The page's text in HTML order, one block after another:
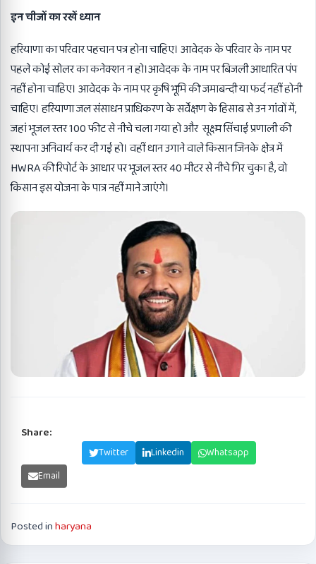
इन चीजों का रखें ध्यान
हरियाणा का परिवार पहचान पत्र होना चाहिए। आवेदक के परिवार के नाम पर
पहले कोई सोलर का कनेक्शन न हो।आवेदक के नाम पर बिजली आधारित पंप
नहीं होना चाहिए। आवेदक के नाम पर कृषि भूमि की जमाबन्दी या फर्द नहीं होनी
चाहिए। हरियाणा जल संसाधन प्राधिकरण के सर्वेक्षण के हिसाब से उन गांवों में,
जहां भूजल स्तर 100 फीट से नीचे चला गया हो और सूक्ष्म सिंचाई प्रणाली की
स्थापना अनिवार्य कर दी गई हो। वहीं धान उगाने वाले किसान जिनके क्षेत्र में
HWRA की रिपोर्ट के आधार पर भूजल स्तर 40 मीटर से नीचे गिर चुका है, वो
किसान इस योजना के पात्र नहीं माने जाएंगे।
Share:
Twitter Linkedin
Whatsapp
Email
Posted inharyana